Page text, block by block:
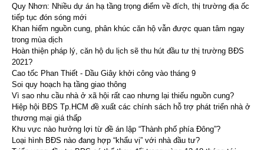
Quy Nhơn: Nhiều dự án hạ tầng trọng điểm về đích, thị trường địa ốc
tiếp tục đón sóng mới
Khan hiếm nguồn cung, phân khúc căn hộ vẫn được quan tâm ngay
trong mùa dịch
Hoàn thiện pháp lý, căn hộ du lịch sẽ thu hút đầu tư thị trường BĐS
2021?
Cao tốc Phan Thiết - Dầu Giây khởi công vào tháng 9
Soi quy hoạch hạ tầng giao thông
Vì sao nhu cầu nhà ở xã hội rất cao nhưng lại thiếu nguồn cung?
Hiệp hội BĐS Tp.HCM đề xuất các chính sách hỗ trợ phát triển nhà ở
thương mại giá thấp
Khu vực nào hưởng lợi từ đề án lập “Thành phố phía Đông”?
Loại hình BĐS nào đang hợp “khẩu vị” với nhà đầu tư?